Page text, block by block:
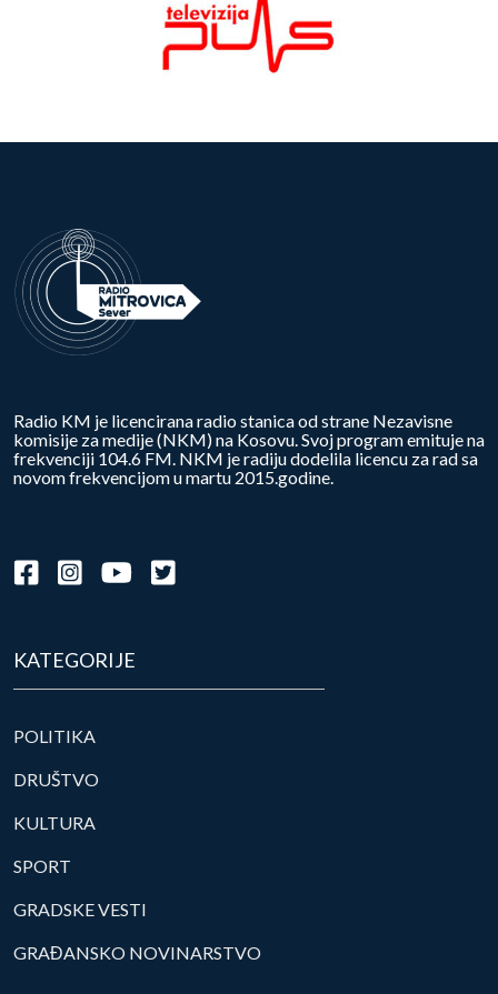
Radio KM je licencirana radio stanica od strane Nezavisne
komisije za medije (NKM) na Kosovu. Svoj program emituje na
frekvenciji 104.6 FM. NKM je radiju dodelila licencu za rad sa
novom frekvencijom u martu 2015.godine.
KATEGORIJE
POLITIKA
DRUŠTVO
KULTURA
SPORT
GRADSKE VESTI
GRAĐANSKO NOVINARSTVO